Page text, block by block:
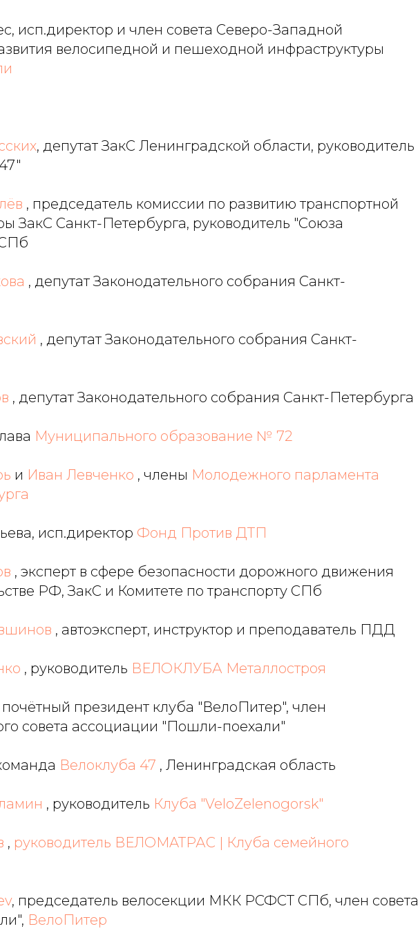
исп.директор и член совета Северо-Западной
велосипедной и пешеходной инфраструктуры
, депутат ЗакС Ленинградской области, руководитель
, председатель комиссии по развитию транспортной
ЗакС Санкт-Петербурга, руководитель "Союза
, депутат Законодательного собрания Санкт-
, депутат Законодательного собрания Санкт-
, депутат Законодательного собрания Санкт-Петербурга
Муниципального образование № 72
и Иван Левченко , члены Молодежного парламента
исп.директор Фонд Против ДТП
, эксперт в сфере безопасности дорожного движения
РФ, ЗакС и Комитете по транспорту СПб
, автоэксперт, инструктор и преподаватель ПДД
, руководитель ВЕЛОКЛУБА Металлостроя
почётный президент клуба "ВелоПитер", член
совета ассоциации "Пошли-поехали"
Велоклуба 47 , Ленинградская область
, руководитель Клуба "VeloZelenogorsk"
, руководитель ВЕЛОMATРАС | Клуба семейного
, председатель велосекции МКК РСФСТ СПб, член совета
ВелоПитер